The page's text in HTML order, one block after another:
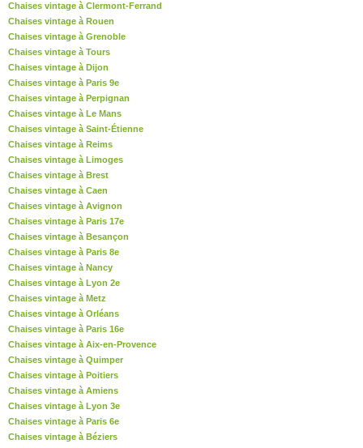
Chaises vintage à Clermont-Ferrand
Chaises vintage à Rouen
Chaises vintage à Grenoble
Chaises vintage à Tours
Chaises vintage à Dijon
Chaises vintage à Paris 9e
Chaises vintage à Perpignan
Chaises vintage à Le Mans
Chaises vintage à Saint-Étienne
Chaises vintage à Reims
Chaises vintage à Limoges
Chaises vintage à Brest
Chaises vintage à Caen
Chaises vintage à Avignon
Chaises vintage à Paris 17e
Chaises vintage à Besançon
Chaises vintage à Paris 8e
Chaises vintage à Nancy
Chaises vintage à Lyon 2e
Chaises vintage à Metz
Chaises vintage à Orléans
Chaises vintage à Paris 16e
Chaises vintage à Aix-en-Provence
Chaises vintage à Quimper
Chaises vintage à Poitiers
Chaises vintage à Amiens
Chaises vintage à Lyon 3e
Chaises vintage à Paris 6e
Chaises vintage à Béziers